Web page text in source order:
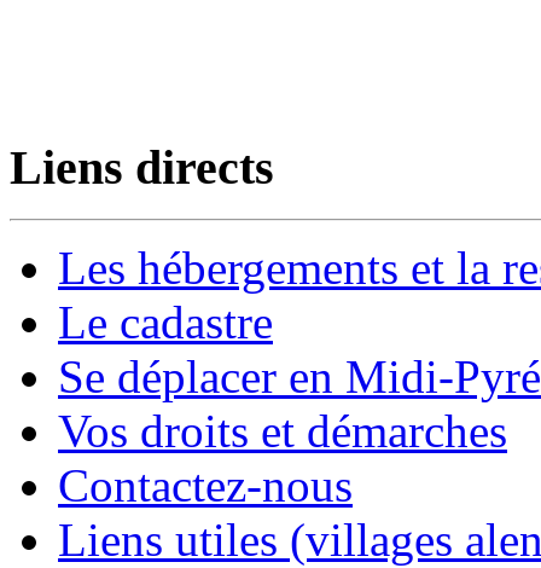
Liens directs
Les hébergements et la
Le cadastre
Se déplacer en Midi-
Vos droits et démarches
Contactez-nous
Liens utiles (villages